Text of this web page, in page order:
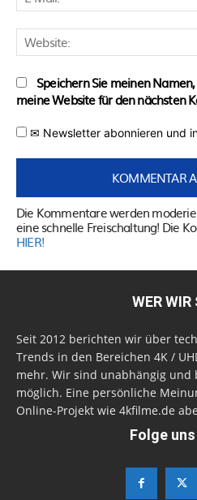
Speichern Sie meinen
meine Website für den nächsten
✉ Newsletter abonnieren und
Die Kommentare werden
eine schnelle Freischaltung! Die
HIER!
WER WIR
Seit 2012 berichten wir über
Trends in den Bereichen 4K /
mehr. Wir sind unabhängig und
möglich. Eine persönliche
Online-Projekt wie 4kfilme.de
Folge